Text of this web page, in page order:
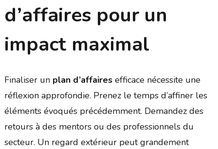
d’affaires pour un
impact maximal
Finaliser un plan d’affairesefficace nécessite une
réflexion approfondie. Prenez le temps d’affiner les
éléments évoqués précédemment. Demandez des
retours à des mentors ou des professionnels du
secteur. Un regard extérieur peut grandement